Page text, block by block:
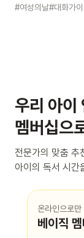
묻는 어린이에
#여성의날#대화가
우리 아이
멤버십으
전문가의 맞춤 추
아이의 독서 시간
온라인으로
베이직